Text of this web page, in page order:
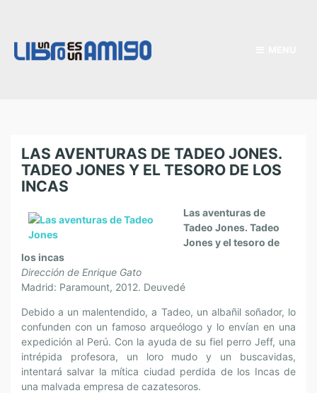
LAS AVENTURAS DE TADEO JONES.
TADEO JONES Y EL TESORO DE LOS
INCAS
Las aventuras de
Tadeo Jones. Tadeo
Jones y el tesoro de
los incas
Dirección de Enrique Gato
Madrid: Paramount, 2012. Deuvedé
Debido a un malentendido, a Tadeo, un albañil soñador, lo
confunden con un famoso arqueólogo y lo envían en una
expedición al Perú. Con la ayuda de su fiel perro Jeff, una
intrépida profesora, un loro mudo y un buscavidas,
intentará salvar la mítica ciudad perdida de los Incas de
una malvada empresa de cazatesoros.